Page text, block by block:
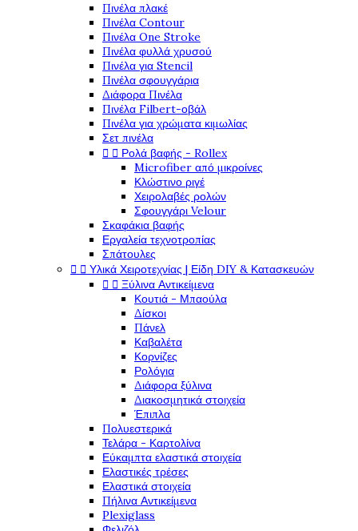
Πινέλα πλακέ
Πινέλα Contour
Πινέλα One Stroke
Πινέλα φυλλά χρυσού
Πινέλα για Stencil
Πινέλα σφουγγάρια
Διάφορα Πινέλα
Πινέλα Filbert-οβάλ
Πινέλα για χρώματα κιμωλίας
Σετ πινέλα
  Ρολά βαφής - Rollex
Microfiber από μικροίνες
Κλώστινο ριγέ
Χειρολαβές ρολών
Σφουγγάρι Velour
Σκαφάκια βαφής
Εργαλεία τεχνοτροπίας
Σπάτουλες
  Υλικά Χειροτεχνίας | Είδη DIY & Κατασκευών
  Ξύλινα Αντικείμενα
Κουτιά - Μπαούλα
Δίσκοι
Πάνελ
Καβαλέτα
Κορνίζες
Ρολόγια
Διάφορα ξύλινα
Διακοσμητικά στοιχεία
Έπιπλα
Πολυεστερικά
Τελάρα - Καρτολίνα
Εύκαμπτα ελαστικά στοιχεία
Ελαστικές τρέσες
Ελαστικά στοιχεία
Πήλινα Αντικείμενα
Plexiglass